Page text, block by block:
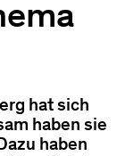
hat sich
haben sie
haben